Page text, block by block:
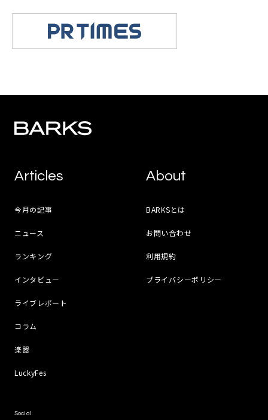
Articles
今月の記事
ニュース
ランキング
インタビュー
ライブレポート
コラム
楽器
LuckyFes
About
BARKSとは
お問い合わせ
利用規約
プライバシーポリシー
Social